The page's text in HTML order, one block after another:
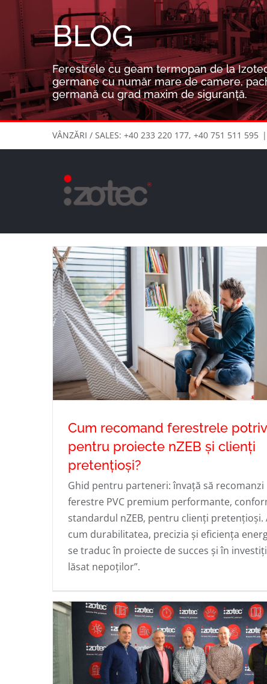
content
BLOG
Ferestrele cu geam termopan de la
germane cu număr mare de camere,
germană cu grad maxim de siguranță.
VÂNZĂRI / SALES: +40 233 220 177, +40 751 511 595 |
Cum recomand ferestrele potrivite
proiecte nZEB și clienți
Cum recomand ferestrele
pentru proiecte nZEB și clienți
pretențioși?
Ghid pentru parteneri: învață să recomanzi
ferestre PVC premium performante,
standardul nZEB, pentru clienți pretențioși.
cum durabilitatea, precizia și eficiența
se traduc în proiecte de succes și în
lăsat nepoților”.